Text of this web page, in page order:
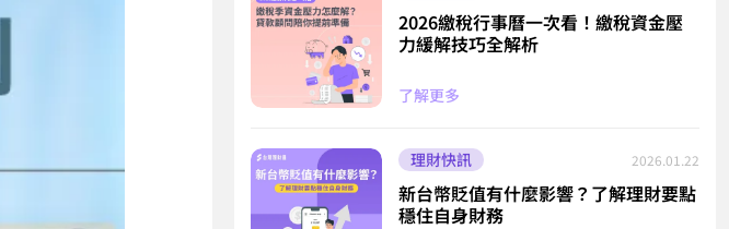
2026繳稅行事曆一次看！繳稅資金壓
力緩解技巧全解析
了解更多
理財快訊 2026.01.22
新台幣貶值有什麼影響？了解理財要點
穩住自身財務